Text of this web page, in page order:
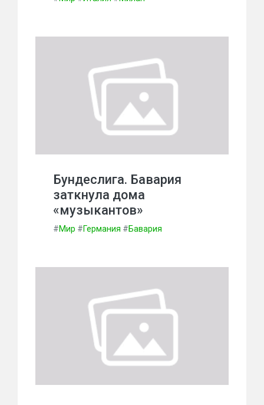
Бундеслига. Бавария
заткнула дома
«музыкантов»
#Мир #Германия #Бавария